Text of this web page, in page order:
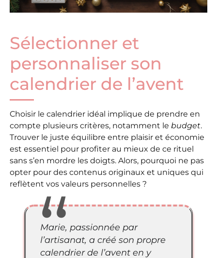
Sélectionner et
personnaliser son
calendrier de l’avent
Choisir le calendrier idéal implique de prendre en
compte plusieurs critères, notamment le budget.
Trouver le juste équilibre entre plaisir et économie
est essentiel pour profiter au mieux de ce rituel
sans s’en mordre les doigts. Alors, pourquoi ne pas
opter pour des contenus originaux et uniques qui
reflètent vos valeurs personnelles ?
Marie, passionnée par
l’artisanat, a créé son propre
calendrier de l’avent en y